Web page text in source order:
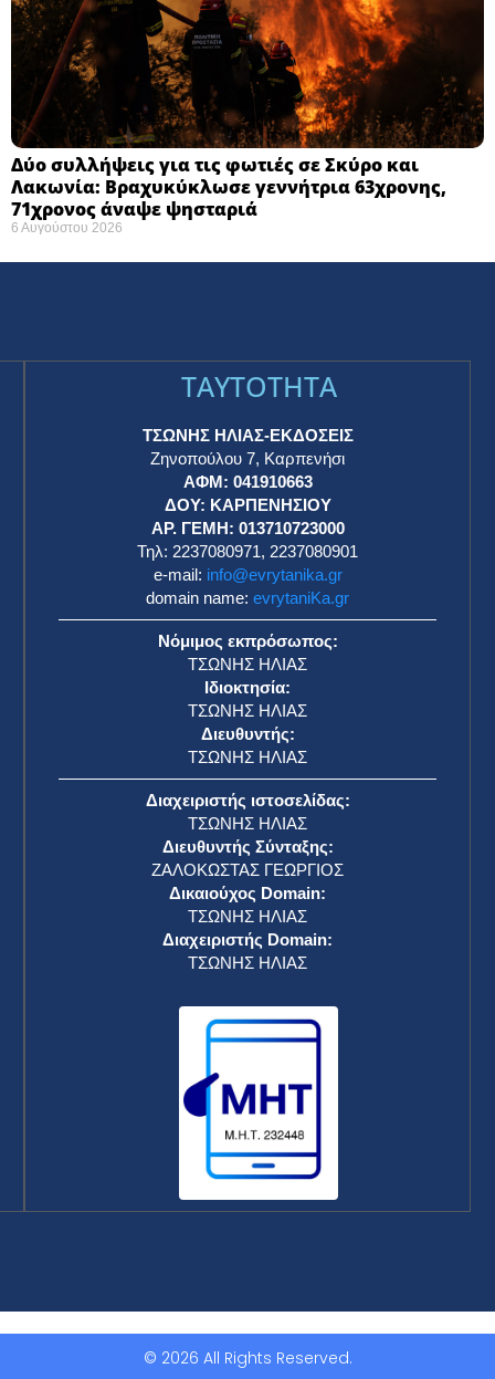
Δύο συλλήψεις για τις φωτιές σε Σκύρο και
Λακωνία: Βραχυκύκλωσε γεννήτρια 63χρονης,
71χρονος άναψε ψησταριά
6 Αυγούστου 2026
TAYTOTHTA
ΤΣΩΝΗΣ ΗΛΙΑΣ-ΕΚΔΟΣΕΙΣ
Ζηνοπούλου 7, Καρπενήσι
ΑΦΜ: 041910663
ΔΟΥ: ΚΑΡΠΕΝΗΣΙΟΥ
ΑΡ. ΓΕΜΗ: 013710723000
Τηλ: 2237080971, 2237080901
e-mail: info@evrytanika.gr
domain name: evrytaniKa.gr
Νόμιμος εκπρόσωπος:
ΤΣΩΝΗΣ ΗΛΙΑΣ
Ιδιοκτησία:
ΤΣΩΝΗΣ ΗΛΙΑΣ
Διευθυντής:
ΤΣΩΝΗΣ ΗΛΙΑΣ
Διαχειριστής ιστοσελίδας:
ΤΣΩΝΗΣ ΗΛΙΑΣ
Διευθυντής Σύνταξης:
ΖΑΛΟΚΩΣΤΑΣ ΓΕΩΡΓΙΟΣ
Δικαιούχος Domain:
ΤΣΩΝΗΣ ΗΛΙΑΣ
Διαχειριστής Domain:
ΤΣΩΝΗΣ ΗΛΙΑΣ
© 2026 All Rights Reserved.